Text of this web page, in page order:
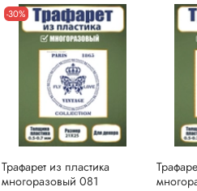
-30%
Трафарет из пластика
многоразовый 081